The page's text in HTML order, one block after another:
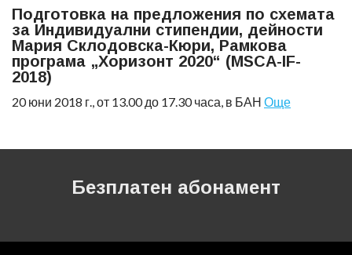
Подготовка на предложения по схемата
за Индивидуални стипендии, дейности
Мария Склодовска-Кюри, Рамкова
програма „Хоризонт 2020“ (MSCA-IF-
2018)
20 юни 2018 г., от 13.00 до 17.30 часа, в БАН Още
Безплатен абонамент